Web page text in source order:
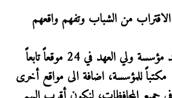
من الشباب وتفهم واقعهم
وأعلنت منكو عن تواجد مؤسسة ولي العهد في 24 موقعاً تابعاً
للمؤسسة وموزعاً بين 12 مكتباً للمؤسسة، اضافة الى مواقع أخرى